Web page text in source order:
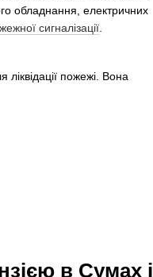
обладнання, електричних
сигналізації
пожежі. Вона
в Сумах і